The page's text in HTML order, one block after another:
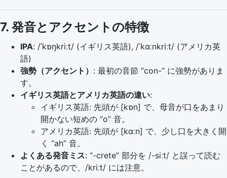
7. 発音とアクセントの特徴
IPA: /ˈkɒŋkriːt/ (イギリス英語), /ˈkɑːnkriːt/ (アメリカ英
語)
強勢（アクセント） : 最初の音節 “con-” に強勢がありま
す。
イギリス英語とアメリカ英語の違い:
イギリス英語: 先頭が [kɒn] で、母音が口をあまり
開かない短めの “o” 音。
アメリカ英語: 先頭が [kɑːn] で、少し口を大きく開
く “ah” 音。
よくある発音ミス: “-crete” 部分を /-siːt/ と誤って読む
ことがあるので、/kriːt/ には注意。